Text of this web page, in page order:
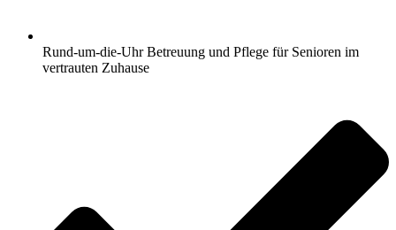
Rund-um-die-Uhr Betreuung und Pflege für Senioren im
vertrauten Zuhause